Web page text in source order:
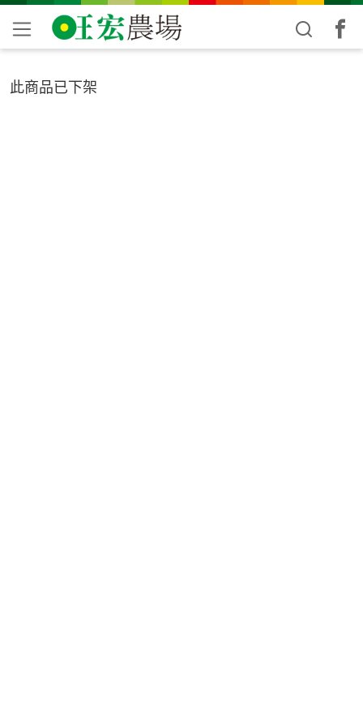
此商品已下架